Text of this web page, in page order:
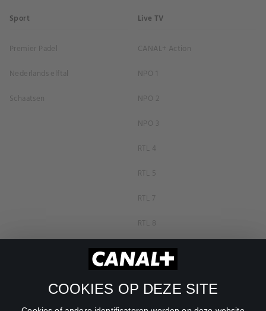
COOKIES OP DEZE SITE
Sport
Premier Padel
Nederlands elftal
Schaatsen
Live TV
CANAL+ Action
NPO 1
NPO 2
NPO 3
RTL 4
RTL 5
RTL 7
RTL 8
RTL Z
SBS6